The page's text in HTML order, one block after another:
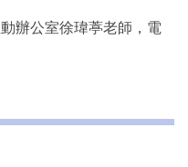
辦公室徐瑋葶老師，電